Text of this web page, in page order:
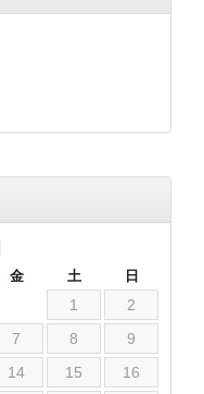
金 土 日
1
2
7 8
9
14 15
16